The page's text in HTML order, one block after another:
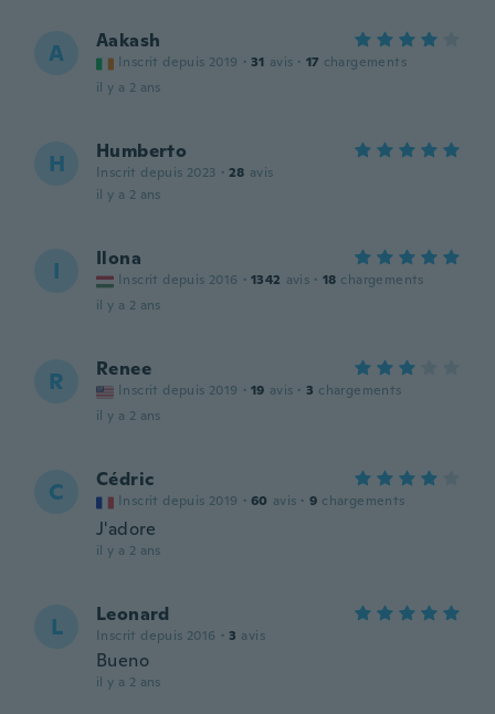
A Aakash
Inscrit depuis 2019 · 31 avis · 17 chargements
il y a 2 ans
H Humberto
Inscrit depuis 2023 · 28 avis
il y a 2 ans
I Ilona
Inscrit depuis 2016 · 1342 avis · 18 chargements
il y a 2 ans
R Renee
Inscrit depuis 2019 · 19 avis · 3 chargements
il y a 2 ans
C Cédric
Inscrit depuis 2019 · 60 avis · 9 chargements
J'adore
il y a 2 ans
L Leonard
Inscrit depuis 2016 · 3 avis
Bueno
il y a 2 ans